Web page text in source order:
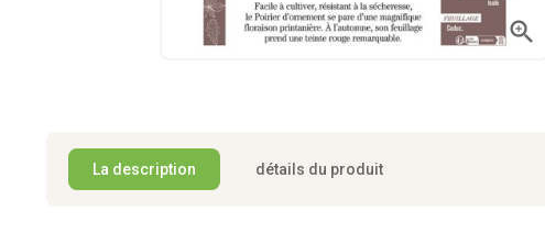

La description détails du produit